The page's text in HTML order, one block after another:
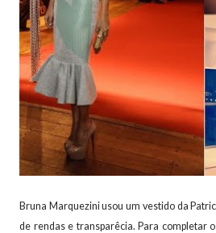
Bruna Marquezini usou um vestido da
de rendas e transparêcia. Para completar